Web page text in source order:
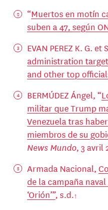
“Muertos en motín
suben a 47, según
EVAN PEREZ K. G. et
administration
and other top
BERMÚDEZ Ángel, “
militar que Trump
Venezuela tras
miembros de su
News Mundo, 3 avril
Armada Nacional,
de la campaña
‘Orión’”, s.d.